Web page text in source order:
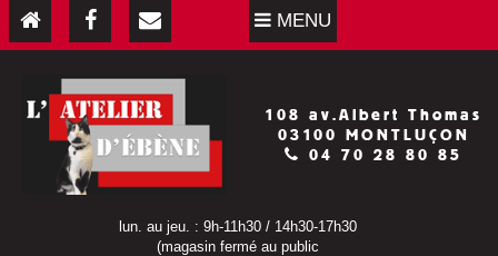
MENU
108 av.Albert Thomas
03100 MONTLUÇON
04 70 28 80 85
lun. au jeu. : 9h-11h30 / 14h30-17h30
(magasin fermé au public